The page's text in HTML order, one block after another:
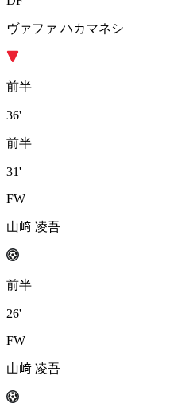
ヴァファ ハカマネシ
前半
36'
前半
31'
FW
山﨑 凌吾
前半
26'
FW
山﨑 凌吾